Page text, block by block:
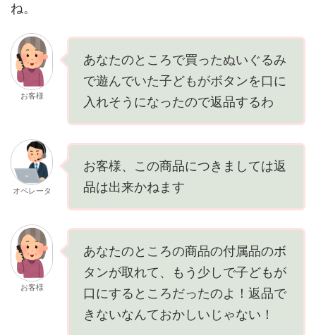
ね。
お客様
あなたのところで買ったぬいぐるみ
で遊んでいた子どもがボタンを口に
入れそうになったので返品するわ
オペレータ
お客様、この商品につきましては返
品は出来かねます
お客様
あなたのところの商品の付属品のボ
タンが取れて、もう少しで子どもが
口にするところだったのよ！返品で
きないなんておかしいじゃない！